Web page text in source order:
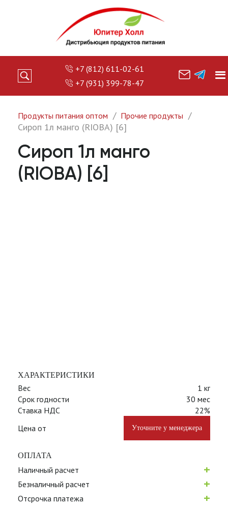
+7 (812) 611-02-61
+7 (931) 399-78-47
Продукты питания оптом Прочие продукты
Сироп 1л манго (RIOBA) [6]
Сироп 1л манго
(RIOBA) [6]
ХАРАКТЕРИСТИКИ
Вес
1 кг
Срок годности
30 мес
Ставка НДС
22%
Цена от
Уточните у менеджера
ОПЛАТА
Наличный расчет +
Безналичный расчет +
Отсрочка платежа +